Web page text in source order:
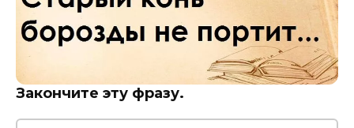
Закончите эту фразу.